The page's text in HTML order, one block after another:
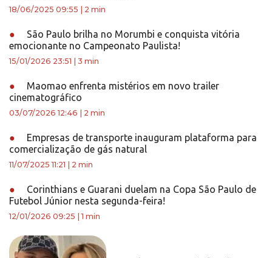
18/06/2025 09:55 2 min
●
São Paulo brilha no Morumbi e conquista vitória
emocionante no Campeonato Paulista!
15/01/2026 23:51 3 min
●
Maomao enfrenta mistérios em novo trailer
cinematográfico
03/07/2026 12:46 2 min
●
Empresas de transporte inauguram plataforma para
comercialização de gás natural
11/07/2025 11:21 2 min
●
Corinthians e Guarani duelam na Copa São Paulo de
Futebol Júnior nesta segunda-feira!
12/01/2026 09:25 |1 min